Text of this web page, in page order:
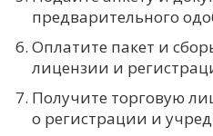
предварительного
Оплатите пакет и
лицензии и
Получите торговую
о регистрации и